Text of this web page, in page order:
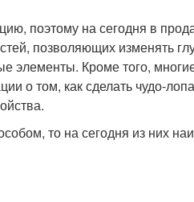
поэтому на сегодня в
позволяющих изменять
элементы. Кроме того,
о том, как сделать чудо-
то на сегодня из них